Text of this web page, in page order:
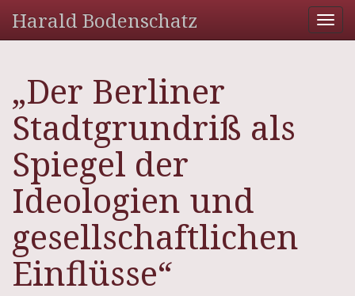
Harald Bodenschatz
„Der Berliner
Stadtgrundriß als
Spiegel der
Ideologien und
gesellschaftlichen
Einflüsse“